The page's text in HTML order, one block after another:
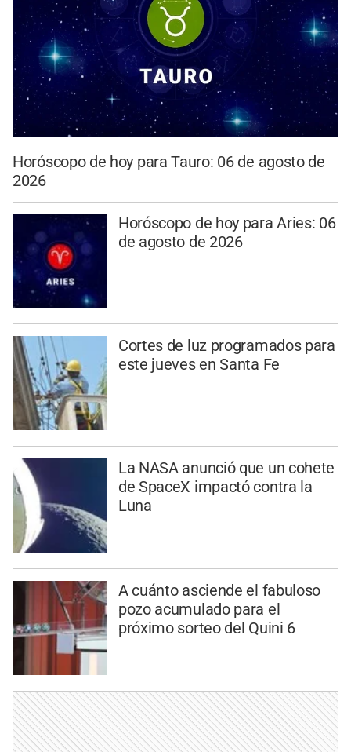
Horóscopo de hoy para Tauro: 06 de agosto de
2026
Horóscopo de hoy para Aries: 06
de agosto de 2026
Cortes de luz programados para
este jueves en Santa Fe
La NASA anunció que un cohete
de SpaceX impactó contra la
Luna
A cuánto asciende el fabuloso
pozo acumulado para el
próximo sorteo del Quini 6